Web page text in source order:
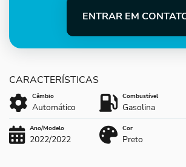
ENTRAR EM
Câmbio
Automático
Combustível
Gasolina
Ano/Modelo
2022/2022
Cor
Preto